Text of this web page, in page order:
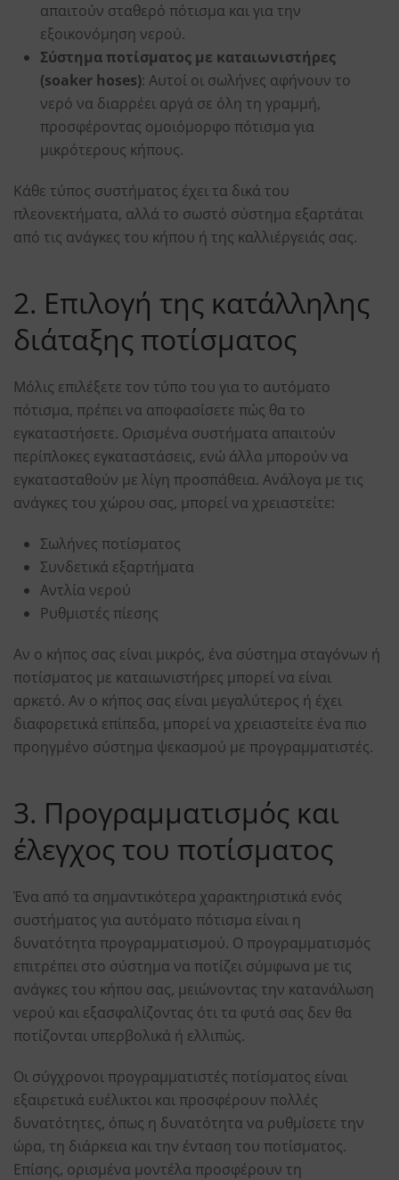
απαιτούν σταθερό πότισμα και για την
εξοικονόμηση νερού.
Σύστημα ποτίσματος με καταιωνιστήρες
(soaker hoses): Αυτοί οι σωλήνες αφήνουν το
νερό να διαρρέει αργά σε όλη τη γραμμή,
προσφέροντας ομοιόμορφο πότισμα για
μικρότερους κήπους.
Κάθε τύπος συστήματος έχει τα δικά του
πλεονεκτήματα, αλλά το σωστό σύστημα εξαρτάται
από τις ανάγκες του κήπου ή της καλλιέργειάς σας.
2. Επιλογή της κατάλληλης
διάταξης ποτίσματος
Μόλις επιλέξετε τον τύπο του για το αυτόματο
πότισμα, πρέπει να αποφασίσετε πώς θα το
εγκαταστήσετε. Ορισμένα συστήματα απαιτούν
περίπλοκες εγκαταστάσεις, ενώ άλλα μπορούν να
εγκατασταθούν με λίγη προσπάθεια. Ανάλογα με τις
ανάγκες του χώρου σας, μπορεί να χρειαστείτε:
Σωλήνες ποτίσματος
Συνδετικά εξαρτήματα
Αντλία νερού
Ρυθμιστές πίεσης
Αν ο κήπος σας είναι μικρός, ένα σύστημα σταγόνων ή
ποτίσματος με καταιωνιστήρες μπορεί να είναι
αρκετό. Αν ο κήπος σας είναι μεγαλύτερος ή έχει
διαφορετικά επίπεδα, μπορεί να χρειαστείτε ένα πιο
προηγμένο σύστημα ψεκασμού με προγραμματιστές.
3. Προγραμματισμός και
έλεγχος του ποτίσματος
Ένα από τα σημαντικότερα χαρακτηριστικά ενός
συστήματος για αυτόματο πότισμα είναι η
δυνατότητα προγραμματισμού. Ο προγραμματισμός
επιτρέπει στο σύστημα να ποτίζει σύμφωνα με τις
ανάγκες του κήπου σας, μειώνοντας την κατανάλωση
νερού και εξασφαλίζοντας ότι τα φυτά σας δεν θα
ποτίζονται υπερβολικά ή ελλιπώς.
Οι σύγχρονοι προγραμματιστές ποτίσματος είναι
εξαιρετικά ευέλικτοι και προσφέρουν πολλές
δυνατότητες, όπως η δυνατότητα να ρυθμίσετε την
ώρα, τη διάρκεια και την ένταση του ποτίσματος.
Επίσης, ορισμένα μοντέλα προσφέρουν τη